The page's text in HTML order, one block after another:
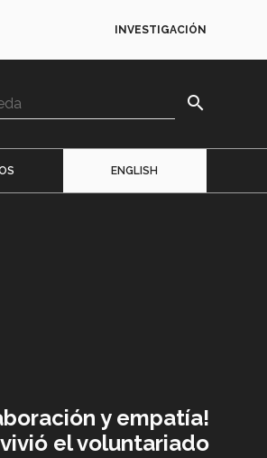
INVESTIGACIÓN
search
ENGLISH
y empatía!
el voluntariado